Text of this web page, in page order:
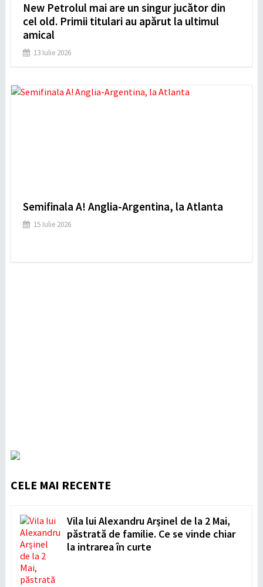
New Petrolul mai are un singur jucător din
cel old. Primii titulari au apărut la ultimul
amical
13 Iulie 2026
Semifinala A! Anglia-Argentina, la Atlanta
15 Iulie 2026
CELE MAI RECENTE
Vila lui Alexandru Arșinel de la 2 Mai,
păstrată de familie. Ce se vinde chiar
la intrarea în curte